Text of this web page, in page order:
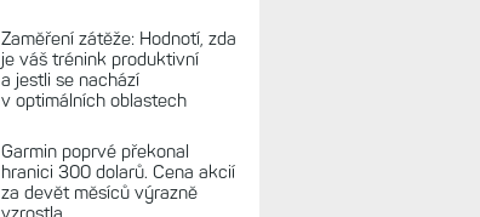
Zaměření zátěže: Hodnotí, zda
je váš trénink produktivní
a jestli se nachází
v optimálních oblastech
Garmin poprvé překonal
hranici 300 dolarů. Cena akcií
za devět měsíců výrazně